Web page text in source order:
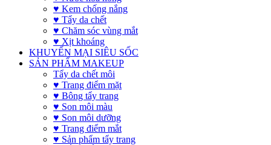
♥ Kem chống nắng
♥ Tẩy da chết
♥ Chăm sóc vùng mắt
♥ Xịt khoáng
KHUYẾN MẠI SIÊU SỐC
SẢN PHẨM MAKEUP
Tẩy da chết môi
♥ Trang điểm mặt
♥ Bông tẩy trang
♥ Son môi màu
♥ Son môi dưỡng
♥ Trang điểm mắt
♥ Sản phẩm tẩy trang